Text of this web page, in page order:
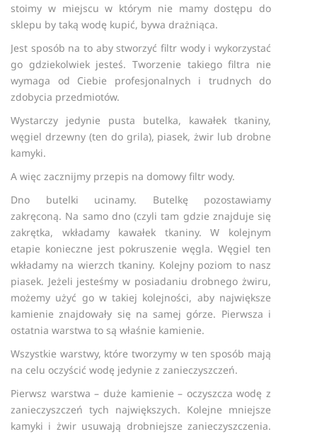
stoimy w miejscu w którym nie mamy dostępu do
sklepu by taką wodę kupić, bywa drażniąca.
Jest sposób na to aby stworzyć filtr wody i wykorzystać
go gdziekolwiek jesteś. Tworzenie takiego filtra nie
wymaga od Ciebie profesjonalnych i trudnych do
zdobycia przedmiotów.
Wystarczy jedynie pusta butelka, kawałek tkaniny,
węgiel drzewny (ten do grila), piasek, żwir lub drobne
kamyki.
A więc zacznijmy przepis na domowy filtr wody.
Dno butelki ucinamy. Butelkę pozostawiamy
zakręconą. Na samo dno (czyli tam gdzie znajduje się
zakrętka, wkładamy kawałek tkaniny. W kolejnym
etapie konieczne jest pokruszenie węgla. Węgiel ten
wkładamy na wierzch tkaniny. Kolejny poziom to nasz
piasek. Jeżeli jesteśmy w posiadaniu drobnego żwiru,
możemy użyć go w takiej kolejności, aby największe
kamienie znajdowały się na samej górze. Pierwsza i
ostatnia warstwa to są właśnie kamienie.
Wszystkie warstwy, które tworzymy w ten sposób mają
na celu oczyścić wodę jedynie z zanieczyszczeń.
Pierwsz warstwa – duże kamienie – oczyszcza wodę z
zanieczyszczeń tych największych. Kolejne mniejsze
kamyki i żwir usuwają drobniejsze zanieczyszczenia.